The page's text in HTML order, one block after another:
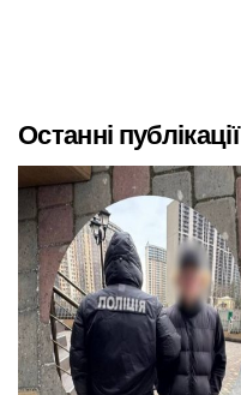
Останні публікації